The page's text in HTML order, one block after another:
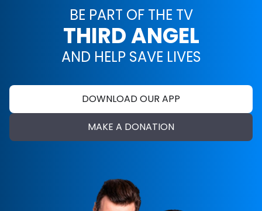
BE PART OF THE TV
THIRD ANGEL
AND HELP SAVE LIVES
DOWNLOAD OUR APP
MAKE A DONATION